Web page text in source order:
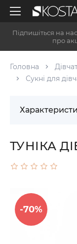
Підпишіться на
про
Головна
Сукні для
ТУНІКА
-70%